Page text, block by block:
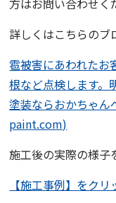
方はお問い合わせ
詳しくはこちらのブ
雹被害にあわれたお
根など点検します。
塗装ならおかちゃん
paint.com)
施工後の実際の様子
【施工事例】をクリ